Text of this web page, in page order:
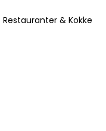
Restauranter & Kokke